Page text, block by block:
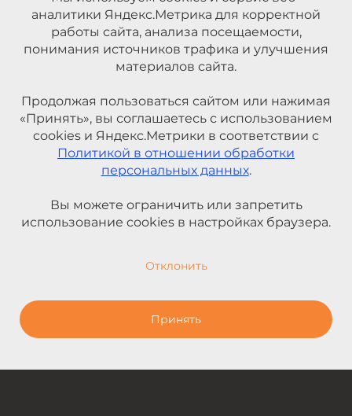
аналитики Яндекс.Метрика для корректной
работы сайта, анализа посещаемости,
понимания источников трафика и улучшения
материалов сайта.
Продолжая пользоваться сайтом или нажимая
«Принять», вы соглашаетесь с использованием
cookies и Яндекс.Метрики в соответствии с
Политикой в отношении обработки
персональных данных.
Вы можете ограничить или запретить
использование cookies в настройках браузера.
Отклонить
Принять